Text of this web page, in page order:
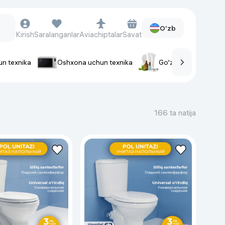
Aqlli uzuklar
Fitnes-brasletlar
Soat kamarlari
Foto apparatlari va Video-
kameralar
Fotoapparatlari
KirishSaralanganlarAviachiptalarSavat
O'zb
texnika Oshxona uchun texnika Go‘zallik va parvarish
166 ta natija